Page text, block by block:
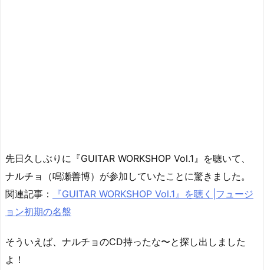
先日久しぶりに『GUITAR WORKSHOP Vol.1』を聴いて、
ナルチョ（鳴瀬善博）が参加していたことに驚きました。
関連記事：
『GUITAR WORKSHOP Vol.1』を聴く|フュージ
ョン初期の名盤
そういえば、ナルチョのCD持ったな〜と探し出しました
よ！